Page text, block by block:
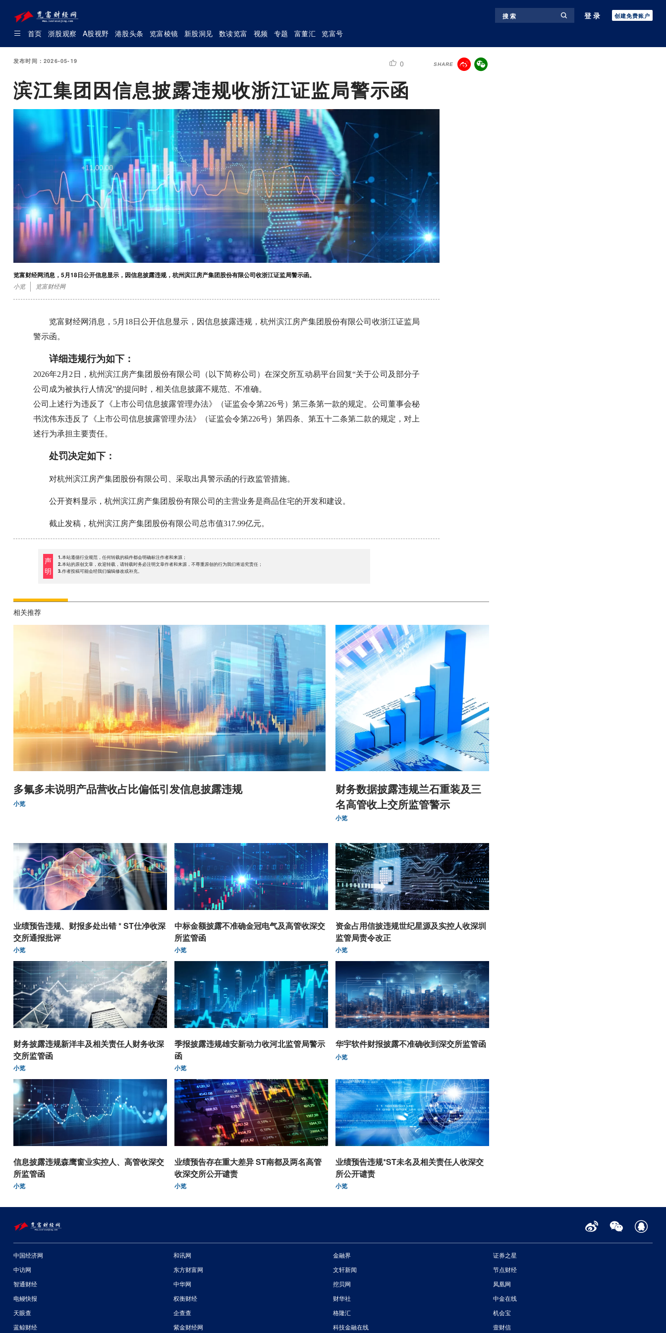
搜 索 登录 创建免费账户
首页 浙股观察 A股视野 港股头条 览富棱镜 新股洞见 数读览富 视频 专题 富董汇 览富号
发布时间：2026-05-19 0 SHARE
滨江集团因信息披露违规收浙江证监局警示函
览富财经网消息，5月18日公开信息显示，因信息披露违规，杭州滨江房产集团股份有限公司收浙江证监局警示函。
小览 览富财经网
览富财经网消息，5月18日公开信息显示，因信息披露违规，杭州滨江房产集团股份有限公司收浙江证监局
警示函。
详细违规行为如下：
2026年2月2日，杭州滨江房产集团股份有限公司（以下简称公司）在深交所互动易平台回复“关于公司及部分子
公司成为被执行人情况”的提问时，相关信息披露不规范、不准确。
公司上述行为违反了《上市公司信息披露管理办法》（证监会令第226号）第三条第一款的规定。公司董事会秘
书沈伟东违反了《上市公司信息披露管理办法》（证监会令第226号）第四条、第五十二条第二款的规定，对上
述行为承担主要责任。
处罚决定如下：
对杭州滨江房产集团股份有限公司、采取出具警示函的行政监管措施。
公开资料显示，杭州滨江房产集团股份有限公司的主营业务是商品住宅的开发和建设。
截止发稿，杭州滨江房产集团股份有限公司总市值317.99亿元。
声
明
1.本站遵循行业规范，任何转载的稿件都会明确标注作者和来源；
2.本站的原创文章，欢迎转载，请转载时务必注明文章作者和来源，不尊重原创的行为我们将追究责任；
3.作者投稿可能会经我们编辑修改或补充。
相关推荐
多氟多未说明产品营收占比偏低引发信息披露违规
小览
财务数据披露违规兰石重装及三
名高管收上交所监管警示
小览
业绩预告违规、财报多处出错 * ST仕净收深
交所通报批评
小览
中标金额披露不准确金冠电气及高管收深交
所监管函
小览
资金占用信披违规世纪星源及实控人收深圳
监管局责令改正
小览
财务披露违规新洋丰及相关责任人财务收深
交所监管函
小览
季报披露违规雄安新动力收河北监管局警示
函
小览
华宇软件财报披露不准确收到深交所监管函
小览
信息披露违规森鹰窗业实控人、高管收深交
所监管函
小览
业绩预告存在重大差异 ST南都及两名高管
收深交所公开谴责
小览
业绩预告违规*ST未名及相关责任人收深交
所公开谴责
小览
中国经济网 和讯网 金融界
证券之星
中访网
东方财富网 文轩新闻
节点财经
智通财经
中华网 挖贝网
凤凰网
电鳗快报
权衡财经 财华社
中金在线
天眼查
企查查 格隆汇
机会宝
蓝鲸财经
紫金财经网 科技金融在线 壹财信